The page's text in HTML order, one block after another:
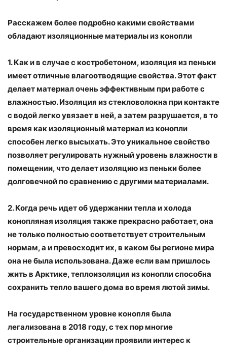
Расскажем более подробно какими свойствами
обладают изоляционные материалы из конопли
1. Как и в случае с костробетоном, изоляция из пеньки
имеет отличные влагоотводящие свойства. Этот факт
делает материал очень эффективным при работе с
влажностью. Изоляция из стекловолокна при контакте
с водой легко увязает в ней, а затем разрушается, в то
время как изоляционный материал из конопли
способен легко высыхать. Это уникальное свойство
позволяет регулировать нужный уровень влажности в
помещении, что делает изоляцию из пеньки более
долговечной по сравнению с другими материалами.
2. Когда речь идет об удержании тепла и холода
конопляная изоляция также прекрасно работает, она
не только полностью соответствует строительным
нормам, а и превосходит их, в каком бы регионе мира
она не была использована. Даже если вам пришлось
жить в Арктике, теплоизоляция из конопли способна
сохранить тепло вашего дома во время лютой зимы.
На государственном уровне конопля была
легализована в 2018 году, с тех пор многие
строительные организации проявили интерес к